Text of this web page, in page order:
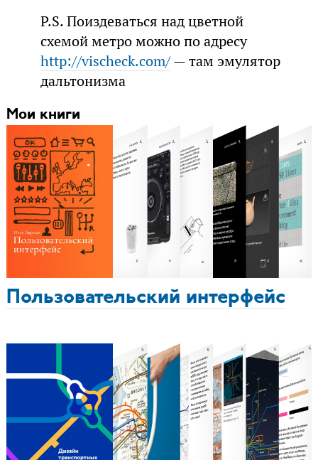
P.S. Поиздеваться над цветной
схемой метро можно по адресу
http://vischeck.com/— там эмулятор
дальтонизма
Мои книги
Пользовательский интерфейс